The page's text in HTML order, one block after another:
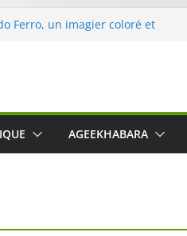
Ferro, un imagier coloré et
expérience intime et engagée à
Water », le film concert
sur Prime Video le 6 octobre
540 Active : un casque audio
AGEEKHABARA